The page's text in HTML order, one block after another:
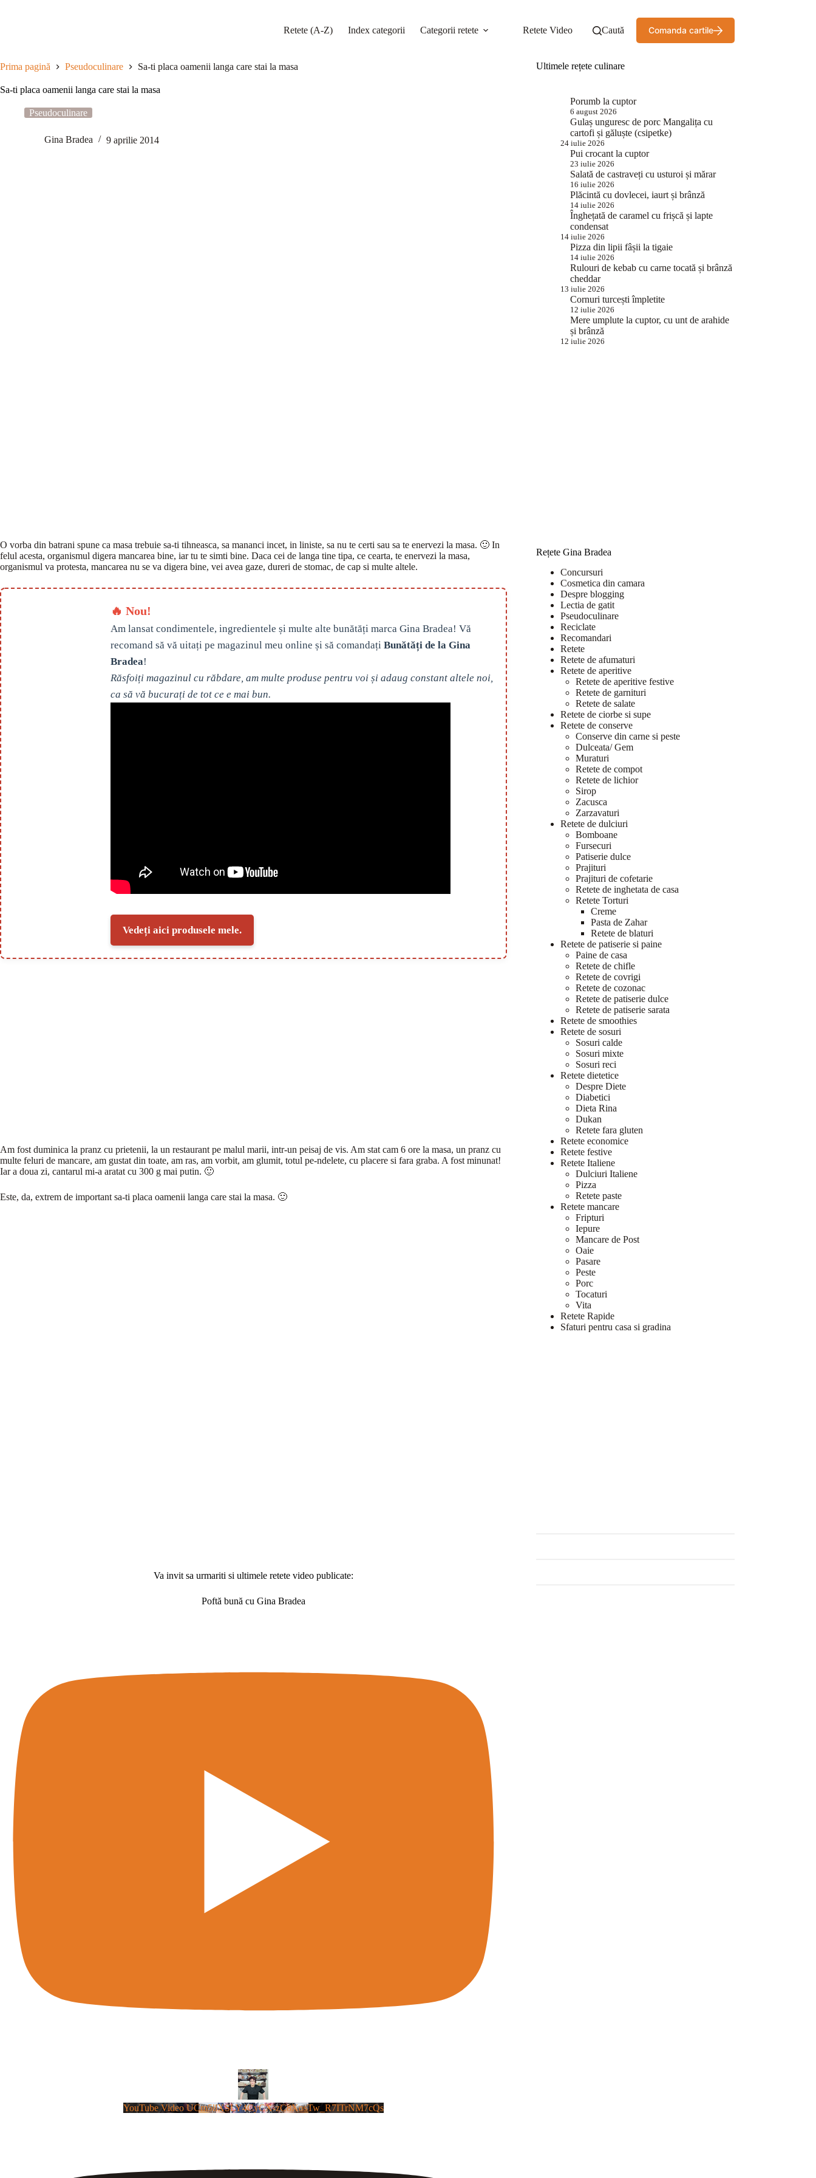
Retete (A-Z) Index categorii Categorii retete Retete Video Caută Comanda cartile
Prima pagină Pseudoculinare Sa-ti placa oamenii langa care stai la masa
Sa-ti placa oamenii langa care stai la masa
Pseudoculinare
Gina Bradea 9 aprilie 2014
O vorba din batrani spune ca masa trebuie sa-ti tihneasca, sa mananci incet, in liniste, sa nu te certi sau sa te enervezi la masa. 🙂 In
felul acesta, organismul digera mancarea bine, iar tu te simti bine. Daca cei de langa tine tipa, ce cearta, te enervezi la masa,
organismul va protesta, mancarea nu se va digera bine, vei avea gaze, dureri de stomac, de cap si multe altele.
🔥 Nou!
Am lansat condimentele, ingredientele și multe alte bunătăți marca Gina Bradea! Vă
recomand să vă uitați pe magazinul meu online și să comandați Bunătăți de la Gina
Bradea!
Răsfoiți magazinul cu răbdare, am multe produse pentru voi și adaug constant altele noi,
ca să vă bucurați de tot ce e mai bun.
Vedeți aici produsele mele.
Am fost duminica la pranz cu prietenii, la un restaurant pe malul marii, intr-un peisaj de vis. Am stat cam 6 ore la masa, un pranz cu
multe feluri de mancare, am gustat din toate, am ras, am vorbit, am glumit, totul pe-ndelete, cu placere si fara graba. A fost minunat!
Iar a doua zi, cantarul mi-a aratat cu 300 g mai putin. 🙂
Este, da, extrem de important sa-ti placa oamenii langa care stai la masa. 🙂
Va invit sa urmariti si ultimele retete video publicate:
Poftă bună cu Gina Bradea
YouTube Video UCm5llXSLY4CyCX-zC8XosTw_R7ITrNM7cQs
Ultimele rețete culinare
Porumb la cuptor
6 august 2026
Gulaș unguresc de porc Mangalița cu
cartofi și găluște (csipetke)
24 iulie 2026
Pui crocant la cuptor
23 iulie 2026
Salată de castraveți cu usturoi și mărar
16 iulie 2026
Plăcintă cu dovlecei, iaurt și brânză
14 iulie 2026
Înghețată de caramel cu frișcă și lapte
condensat
14 iulie 2026
Pizza din lipii fâșii la tigaie
14 iulie 2026
Rulouri de kebab cu carne tocată și brânză
cheddar
13 iulie 2026
Cornuri turcești împletite
12 iulie 2026
Mere umplute la cuptor, cu unt de arahide
și brânză
12 iulie 2026
Rețete Gina Bradea
Concursuri
Cosmetica din camara
Despre blogging
Lectia de gatit
Pseudoculinare
Reciclate
Recomandari
Retete
Retete de afumaturi
Retete de aperitive
Retete de aperitive festive
Retete de garnituri
Retete de salate
Retete de ciorbe si supe
Retete de conserve
Conserve din carne si peste
Dulceata/ Gem
Muraturi
Retete de compot
Retete de lichior
Sirop
Zacusca
Zarzavaturi
Retete de dulciuri
Bomboane
Fursecuri
Patiserie dulce
Prajituri
Prajituri de cofetarie
Retete de inghetata de casa
Retete Torturi
Creme
Pasta de Zahar
Retete de blaturi
Retete de patiserie si paine
Paine de casa
Retete de chifle
Retete de covrigi
Retete de cozonac
Retete de patiserie dulce
Retete de patiserie sarata
Retete de smoothies
Retete de sosuri
Sosuri calde
Sosuri mixte
Sosuri reci
Retete dietetice
Despre Diete
Diabetici
Dieta Rina
Dukan
Retete fara gluten
Retete economice
Retete festive
Retete Italiene
Dulciuri Italiene
Pizza
Retete paste
Retete mancare
Fripturi
Iepure
Mancare de Post
Oaie
Pasare
Peste
Porc
Tocaturi
Vita
Retete Rapide
Sfaturi pentru casa si gradina